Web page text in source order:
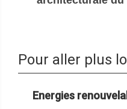
Pour aller plus
Energies